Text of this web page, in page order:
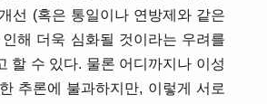
선 (혹은 통일이나 연방제와 같은
해 더욱 심화될 것이라는 우려를
할 수 있다. 물론 어디까지나 이성
추론에 불과하지만, 이렇게 서로